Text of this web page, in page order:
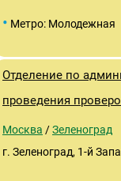
• Метро: Молодежная
Отделение по
проведения
Москва /Зеленоград
г. Зеленоград, 1-й